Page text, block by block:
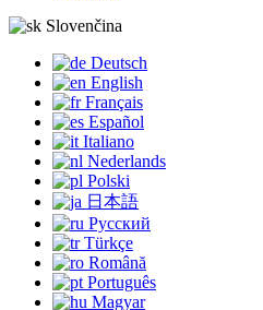
Slovenčina
Deutsch
English
Français
Español
Italiano
Nederlands
Polski
日本語
Русский
Türkçe
Română
Português
Magyar